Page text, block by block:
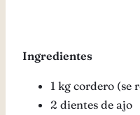
Ingredientes
1 kg cordero (se
2 dientes de ajo